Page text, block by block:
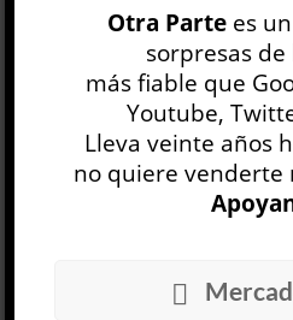
conocidos, el único disco
LEER MÁS
Otra Partees
sorpresas
más fiable que
Youtube,
Lleva veinte años
no quiere venderte